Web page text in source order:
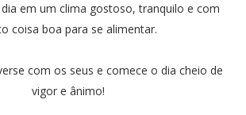
em um clima gostoso, tranquilo e com
coisa boa para se alimentar.
com os seus e comece o dia cheio de
vigor e ânimo!